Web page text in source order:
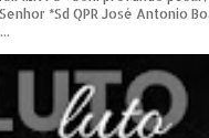
*Sd QPR José Antonio